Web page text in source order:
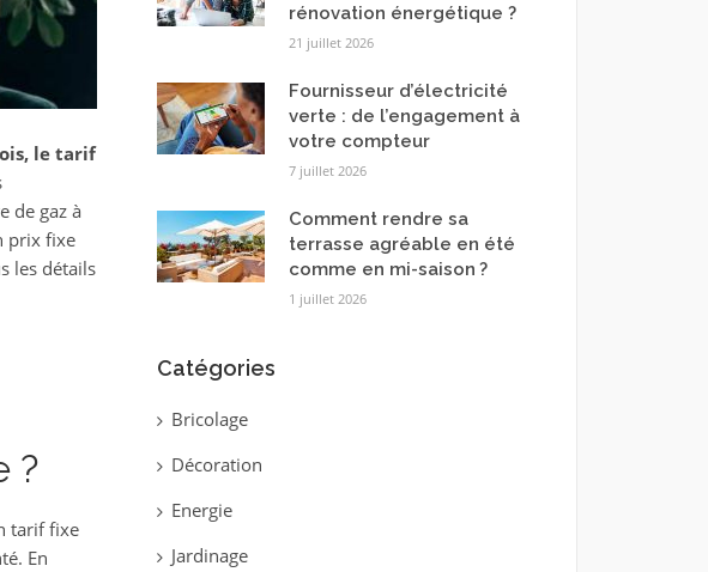
le tarif
de gaz à
prix fixe
les détails
?
tarif fixe
En
rénovation énergétique ?
21 juillet 2026
Fournisseur d’électricité
verte : de l’engagement à
votre compteur
7 juillet 2026
Comment rendre sa
terrasse agréable en été
comme en mi-saison ?
1 juillet 2026
Catégories
Bricolage
Décoration
Energie
Jardinage